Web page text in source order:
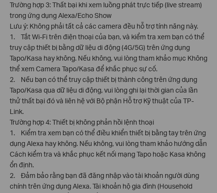
Trường hợp 3: Thất bại khi xem luồng phát trực tiếp (live stream)
trong ứng dụng Alexa/Echo Show
Lưu ý: Không phải tất cả các camera đều hỗ trợ tính năng này.
1. Tắt Wi-Fi trên điện thoại của bạn, và kiểm tra xem bạn có thể
truy cập thiết bị bằng dữ liệu di động (4G/5G) trên ứng dụng
Tapo/Kasa hay không. Nếu không, vui lòng tham khảo mục Không
thể xem Camera Tapo/Kasa để khắc phục sự cố.
2. Nếu bạn có thể truy cập thiết bị thành công trên ứng dụng
Tapo/Kasa qua dữ liệu di động, vui lòng ghi lại thời gian của lần
thử thất bại đó và liên hệ với Bộ phận Hỗ trợ Kỹ thuật của TP-
Link.
Trường hợp 4: Thiết bị không phản hồi lệnh thoại
1. Kiểm tra xem bạn có thể điều khiển thiết bị bằng tay trên ứng
dụng Alexa hay không. Nếu không, vui lòng tham khảo hướng dẫn
Cách kiểm tra và khắc phục kết nối mạng Tapo hoặc Kasa không
ổn định.
2. Đảm bảo rằng bạn đã đăng nhập vào tài khoản người dùng
chính trên ứng dụng Alexa. Tài khoản hộ gia đình (Household